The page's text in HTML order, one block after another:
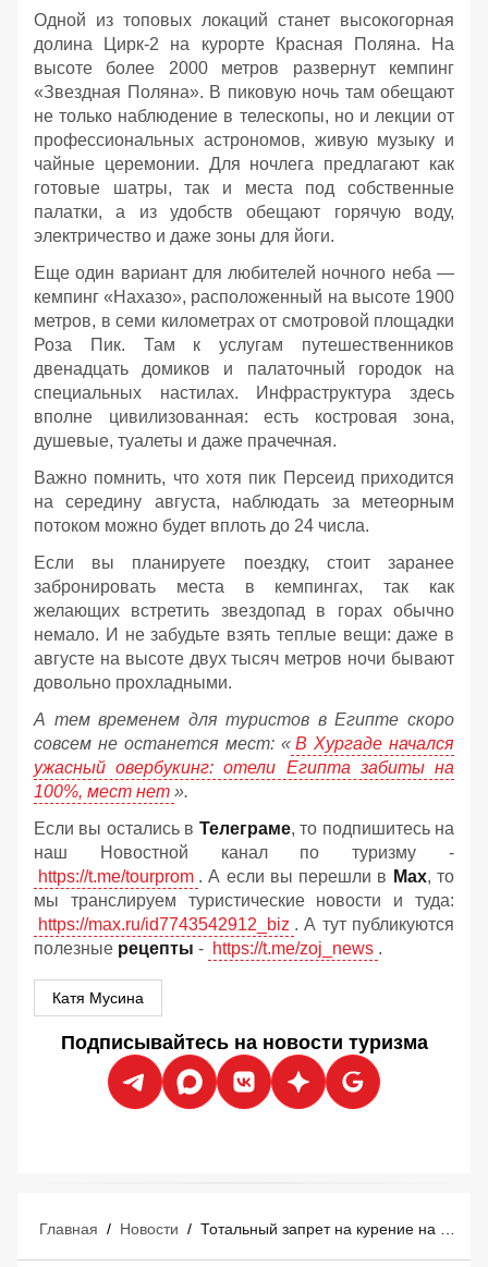
Одной из топовых локаций станет высокогорная
долина Цирк-2 на курорте Красная Поляна. На
высоте более 2000 метров развернут кемпинг
«Звездная Поляна». В пиковую ночь там обещают
не только наблюдение в телескопы, но и лекции от
профессиональных астрономов, живую музыку и
чайные церемонии. Для ночлега предлагают как
готовые шатры, так и места под собственные
палатки, а из удобств обещают горячую воду,
электричество и даже зоны для йоги.
Еще один вариант для любителей ночного неба —
кемпинг «Нахазо», расположенный на высоте 1900
метров, в семи километрах от смотровой площадки
Роза Пик. Там к услугам путешественников
двенадцать домиков и палаточный городок на
специальных настилах. Инфраструктура здесь
вполне цивилизованная: есть костровая зона,
душевые, туалеты и даже прачечная.
Важно помнить, что хотя пик Персеид приходится
на середину августа, наблюдать за метеорным
потоком можно будет вплоть до 24 числа.
Если вы планируете поездку, стоит заранее
забронировать места в кемпингах, так как
желающих встретить звездопад в горах обычно
немало. И не забудьте взять теплые вещи: даже в
августе на высоте двух тысяч метров ночи бывают
довольно прохладными.
А тем временем для туристов в Египте скоро
совсем не останется мест: « В Хургаде начался
ужасный овербукинг: отели Египта забиты на
100%, мест нет ».
Если вы остались в Телеграме, то подпишитесь на
наш Новостной канал по туризму -
https://t.me/tourprom . А если вы перешли в Мах, то
мы транслируем туристические новости и туда:
https://max.ru/id7743542912_biz . А тут публикуются
полезные рецепты - https://t.me/zoj_news .
Катя Мусина
Подписывайтесь на новости туризма
Главная / Новости /